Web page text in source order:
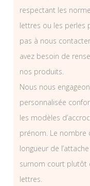
respectant les
lettres ou les perles
pas à nous
avez besoin de
nos produits.
Nous nous
personnalisée
les modèles
prénom. Le nombre
longueur de
surnom court plutôt
lettres.